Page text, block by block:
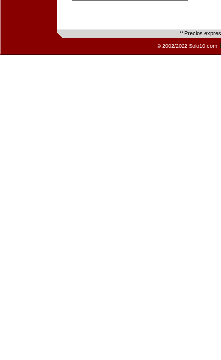
** Precios
© 2002/2022 Solo10.com